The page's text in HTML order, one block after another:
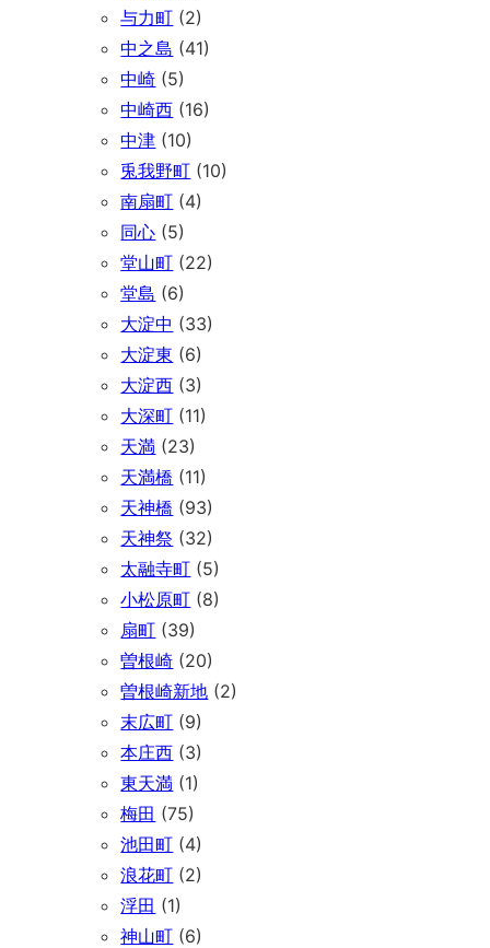
与力町 (2)
中之島 (41)
中崎 (5)
中崎西 (16)
中津 (10)
兎我野町 (10)
南扇町 (4)
同心 (5)
堂山町 (22)
堂島 (6)
大淀中 (33)
大淀東 (6)
大淀西 (3)
大深町 (11)
天満 (23)
天満橋 (11)
天神橋 (93)
天神祭 (32)
太融寺町 (5)
小松原町 (8)
扇町 (39)
曽根崎 (20)
曽根崎新地 (2)
末広町 (9)
本庄西 (3)
東天満 (1)
梅田 (75)
池田町 (4)
浪花町 (2)
浮田 (1)
神山町 (6)